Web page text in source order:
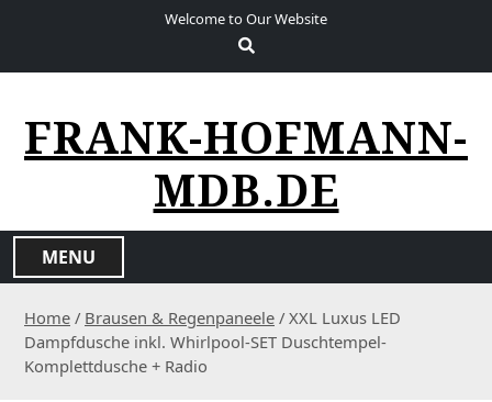
Welcome to Our Website
FRANK-HOFMANN-
MDB.DE
MENU
Home / Brausen & Regenpaneele / XXL Luxus LED
Dampfdusche inkl. Whirlpool-SET Duschtempel-
Komplettdusche + Radio